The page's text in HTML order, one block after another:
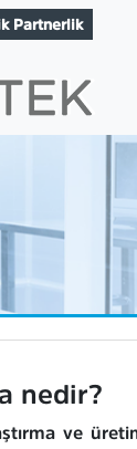
Partnerlik
nedir?
ve